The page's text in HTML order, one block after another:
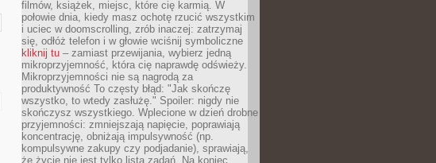
filmów, książek, miejsc, które cię karmią. W
połowie dnia, kiedy masz ochotę rzucić wszystkim
i uciec w doomscrolling, zrób inaczej: zatrzymaj
się, odłóż telefon i w głowie wciśnij symboliczne
kliknij tu – zamiast przewijania, wybierz jedną
mikroprzyjemność, która cię naprawdę odświeży.
Mikroprzyjemności nie są nagrodą za
produktywność To częsty błąd: "Jak skończę
wszystko, to wtedy zasłużę." Spoiler: nigdy nie
skończysz wszystkiego. Wplecione w dzień drobne
przyjemności: zmniejszają napięcie, poprawiają
koncentrację, obniżają impulsywność (np.
kompulsywne zakupy czy podjadanie), sprawiają,
że życie nie jest tylko listą zadań. Na koniec